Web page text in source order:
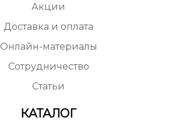
Акции
Доставка и оплата
Онлайн-материалы
Сотрудничество
Статьи
КАТАЛОГ